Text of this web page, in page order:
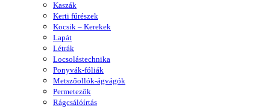
Kaszák
Kerti fűrészek
Kocsik – Kerekek
Lapát
Létrák
Locsolástechnika
Ponyvák-fóliák
Metszőollók-ágvágók
Permetezők
Rágcsálóírtás